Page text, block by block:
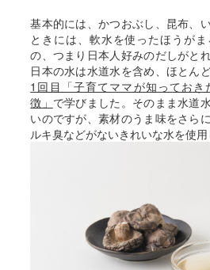
基本的には、かつおぶし、昆布、
ときには、軟水を使ったほうが
の、つまり日本人好みのだしがと
日本の水は水道水を含め、ほとん
1回目「子育てママが知ってお
徴」 で学びました。そのまま水道
いのですが、素材のうま味をさら
ルキ臭などがないきれいな水を使用